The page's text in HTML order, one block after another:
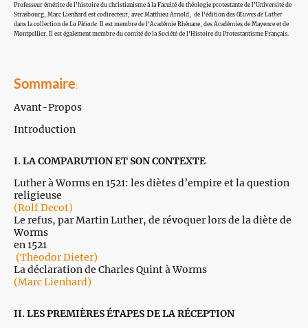
Professeur émérite de l’histoire du christianisme à la Faculté de théologie protestante de l’Université de
Strasbourg, Marc Lienhard est codirecteur, avec Matthieu Arnold, de l’édition des Œuvres de Luther
dans la collection de La Pléiade . Il est membre de l’Académie Rhénane, des Académies de Mayence et de
Montpellier. Il est également membre du comité de la Société de l’Histoire du Protestantisme Français.
Sommaire:
Avant-Propos
Introduction
I. LA COMPARUTION ET SON CONTEXTE
Luther à Worms en 1521: les diètes d’empire et la question
religieuse
(Rolf Decot)
Le refus, par Martin Luther, de révoquer lors de la diète de
Worms
en 1521
(Theodor Dieter)
La déclaration de Charles Quint à Worms
(Marc Lienhard)
II. LES PREMIÈRES ÉTAPES DE LA RÉCEPTION